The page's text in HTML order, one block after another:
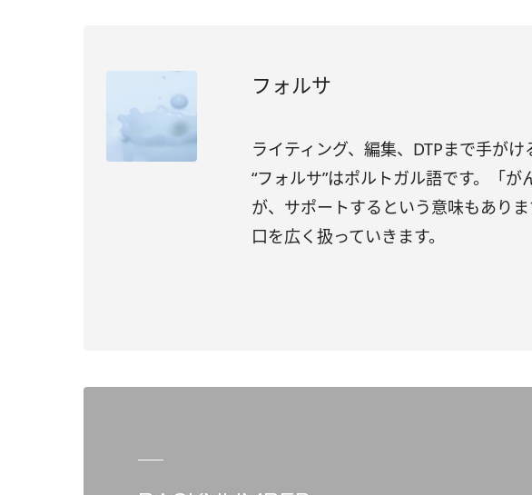
フォルサ
ライティング、編集、DTPまで手がけ
“フォルサ”はポルトガル語です。「
が、サポートするという意味もあり
口を広く扱っていきます。